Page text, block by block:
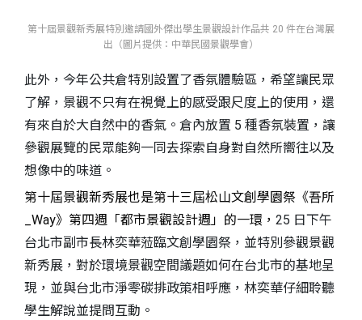
第十屆景觀新秀展特別邀請國外傑出學生景觀設計作品共 20 件在台灣展
出（圖片提供：中華民國景觀學會）
此外，今年公共倉特別設置了香氛體驗區，希望讓民眾
了解，景觀不只有在視覺上的感受跟尺度上的使用，還
有來自於大自然中的香氣。倉內放置 5 種香氛裝置，讓
參觀展覽的民眾能夠一同去探索自身對自然所嚮往以及
想像中的味道。
第十屆景觀新秀展也是第十三屆松山文創學園祭《吾所
_Way》第四週「都市景觀設計週」的一環， 25 日下午
台北市副市長林奕華蒞臨文創學園祭，並特別參觀景觀
新秀展，對於環境景觀空間議題如何在台北市的基地呈
現，並與台北市淨零碳排政策相呼應，林奕華仔細聆聽
學生解說並提問互動。